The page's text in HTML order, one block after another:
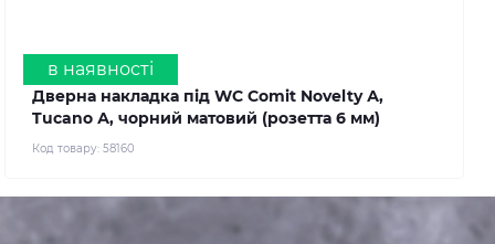
в наявності
Дверна накладка під WC Comit Novelty А,
Tucanо А, чорний матовий (розетта 6 мм)
Код товару: 58160